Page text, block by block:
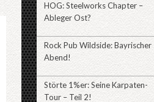
HOG: Steelworks Chapter –
Ableger Ost?
Rock Pub Wildside: Bayrischer
Abend!
Störte 1%er: Seine Karpaten-
Tour – Teil 2!